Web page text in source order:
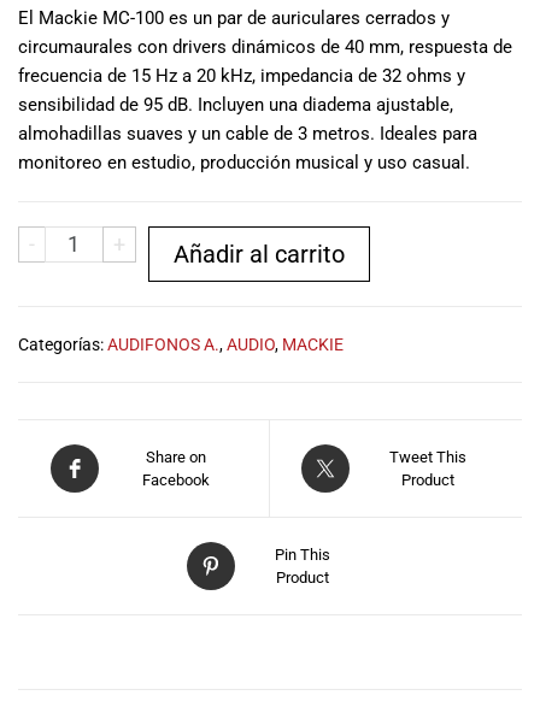
musicales.
Nuestro equipo
de expertos en
música está
aquí para
ayudarte a
equipo de
audio
adecuado para
mejor servicio
ofrecemos
competitivos y
especiales
para nuestros
El Mackie MC-100 es un par de auriculares cerrados y
circumaurales con drivers dinámicos de 40 mm, respuesta de
frecuencia de 15 Hz a 20 kHz, impedancia de 32 ohms y
sensibilidad de 95 dB. Incluyen una diadema ajustable,
almohadillas suaves y un cable de 3 metros. Ideales para
monitoreo en estudio, producción musical y uso casual.
- + Añadir al carrito
Categorías:AUDIFONOS A.,AUDIO, MACKIE
Share on
Facebook
Tweet This
Product
Pin This
Product